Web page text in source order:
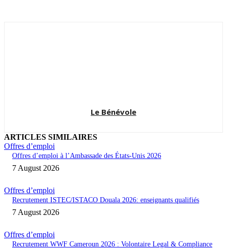
Le Bénévole
ARTICLES SIMILAIRES
Offres d’emploi
Offres d’emploi à l’Ambassade des États-Unis 2026
7 August 2026
Offres d’emploi
Recrutement ISTEC/ISTACO Douala 2026: enseignants qualifiés
7 August 2026
Offres d’emploi
Recrutement WWF Cameroun 2026 : Volontaire Legal & Compliance